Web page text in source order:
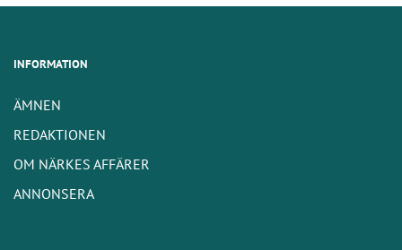
INFORMATION
ÄMNEN
REDAKTIONEN
OM NÄRKES AFFÄRER
ANNONSERA